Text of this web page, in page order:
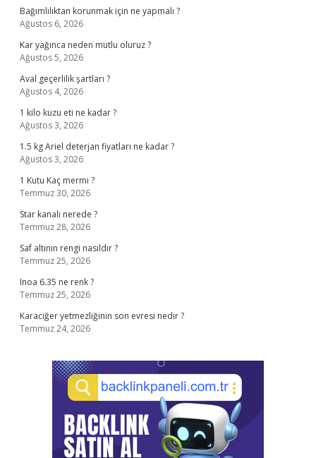
Bağımlılıktan korunmak için ne yapmalı ?
Ağustos 6, 2026
Kar yağınca neden mutlu oluruz ?
Ağustos 5, 2026
Aval geçerlilik şartları ?
Ağustos 4, 2026
1 kilo kuzu eti ne kadar ?
Ağustos 3, 2026
1.5 kg Ariel deterjan fiyatları ne kadar ?
Ağustos 3, 2026
1 Kutu Kaç mermi ?
Temmuz 30, 2026
Star kanalı nerede ?
Temmuz 28, 2026
Saf altının rengi nasıldır ?
Temmuz 25, 2026
Inoa 6.35 ne renk ?
Temmuz 25, 2026
Karaciğer yetmezliğinin son evresi nedir ?
Temmuz 24, 2026